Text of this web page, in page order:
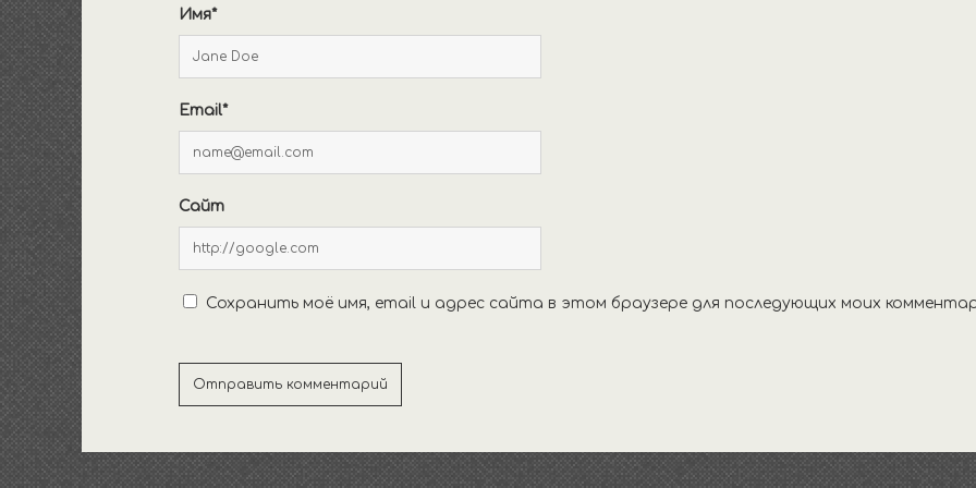
Имя*
Email*
Сайт
Сохранить моё имя, email и адрес сайта в этом браузере для последующих моих